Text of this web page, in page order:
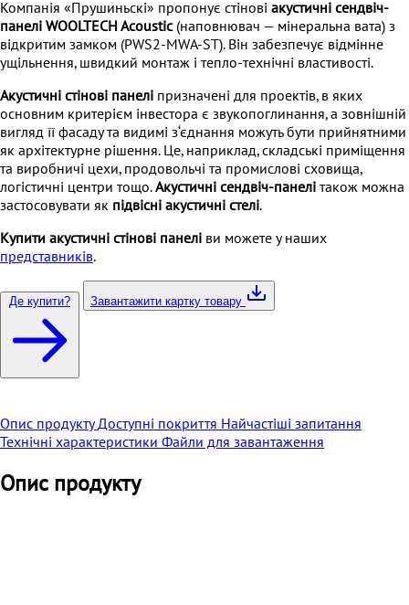
Компанія «Прушиньскі» пропонує стінові акустичні сендвіч-
панелі WOOLTECH Acoustic (наповнювач — мінеральна вата) з
відкритим замком (PWS2-MWA-ST). Він забезпечує відмінне
ущільнення, швидкий монтаж і тепло-технічні властивості.
Акустичні стінові панелі призначені для проектів, в яких
основним критерієм інвестора є звукопоглинання, а зовнішній
вигляд її фасаду та видимі з‘єднання можуть бути прийнятними
як архітектурне рішення. Це, наприклад, складські приміщення
та виробничі цехи, продовольчі та промислові сховища,
логістичні центри тощо.Акустичні сендвіч-панелі також можна
застосовувати як підвісні акустичні стелі.
Купити акустичні стінові панелі ви можете у наших
представників.
Де купити? Завантажити картку товару
Опис продуктуДоступні покриття Найчастіші запитання
Технічні характеристики Файли для завантаження
Опис продукту